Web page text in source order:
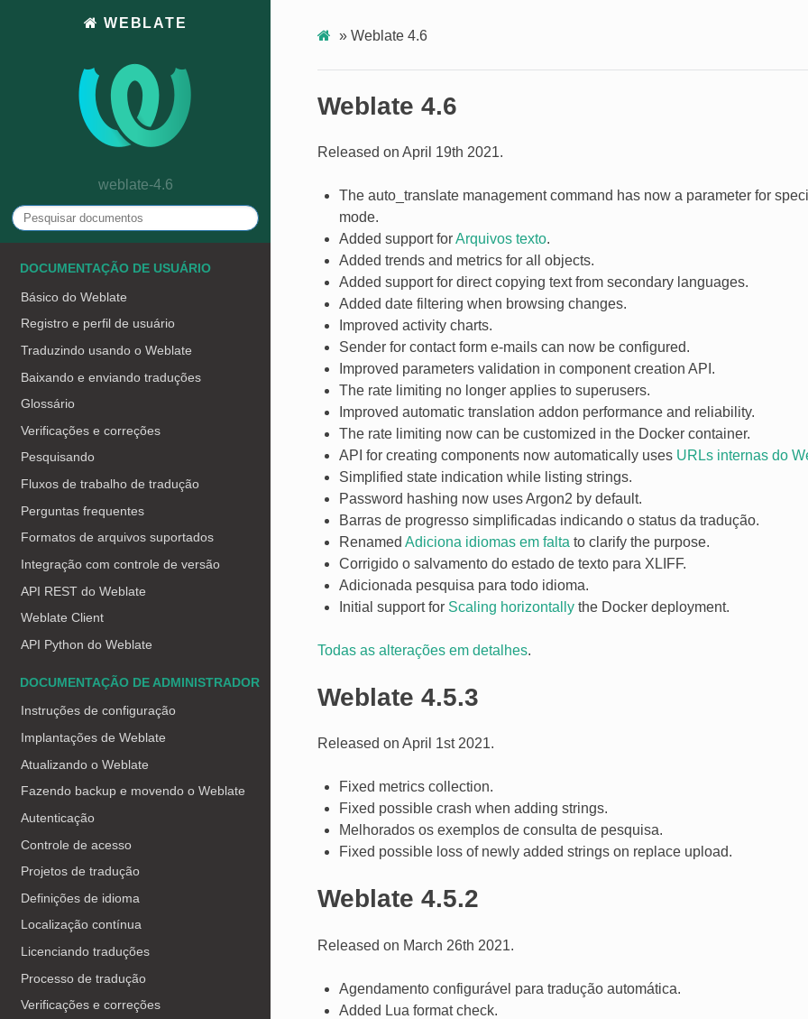
WEBLATE
weblate-4.6
DOCUMENTAÇÃO DE USUÁRIO
Básico do Weblate
Registro e perfil de usuário
Traduzindo usando o Weblate
Baixando e enviando traduções
Glossário
Verificações e correções
Pesquisando
Fluxos de trabalho de tradução
Perguntas frequentes
Formatos de arquivos suportados
Integração com controle de versão
API REST do Weblate
Weblate Client
API Python do Weblate
DOCUMENTAÇÃO DE ADMINISTRADOR
Instruções de configuração
Implantações de Weblate
Atualizando o Weblate
Fazendo backup e movendo o Weblate
Autenticação
Controle de acesso
Projetos de tradução
Definições de idioma
Localização contínua
Licenciando traduções
Processo de tradução
Verificações e correções
» Weblate 4.6
Weblate 4.6
Released on April 19th 2021.
The auto_translate management command has now a parameter for
mode.
Added support forArquivos texto.
Added trends and metrics for all objects.
Added support for direct copying text from secondary languages.
Added date filtering when browsing changes.
Improved activity charts.
Sender for contact form e-mails can now be configured.
Improved parameters validation in component creation API.
The rate limiting no longer applies to superusers.
Improved automatic translation addon performance and reliability.
The rate limiting now can be customized in the Docker container.
API for creating components now automatically uses URLs internas do
Simplified state indication while listing strings.
Password hashing now uses Argon2 by default.
Barras de progresso simplificadas indicando o status da tradução.
Renamed Adiciona idiomas em falta to clarify the purpose.
Corrigido o salvamento do estado de texto para XLIFF.
Adicionada pesquisa para todo idioma.
Initial support for Scaling horizontallythe Docker deployment.
Todas as alterações em detalhes.
Weblate 4.5.3
Released on April 1st 2021.
Fixed metrics collection.
Fixed possible crash when adding strings.
Melhorados os exemplos de consulta de pesquisa.
Fixed possible loss of newly added strings on replace upload.
Weblate 4.5.2
Released on March 26th 2021.
Agendamento configurável para tradução automática.
Added Lua format check.